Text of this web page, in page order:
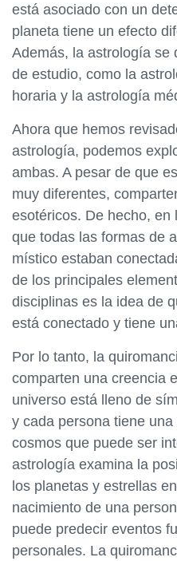
está asociado con un
planeta tiene un efecto
Además, la astrología se
de estudio, como la
horaria y la astrología
Ahora que hemos
astrología, podemos
ambas. A pesar de que
muy diferentes,
esotéricos. De hecho, en
que todas las formas de
místico estaban
de los principales
disciplinas es la idea de
está conectado y tiene
Por lo tanto, la
comparten una creencia
universo está lleno de
y cada persona tiene
cosmos que puede ser
astrología examina la
los planetas y estrellas
nacimiento de una
puede predecir eventos
personales. La